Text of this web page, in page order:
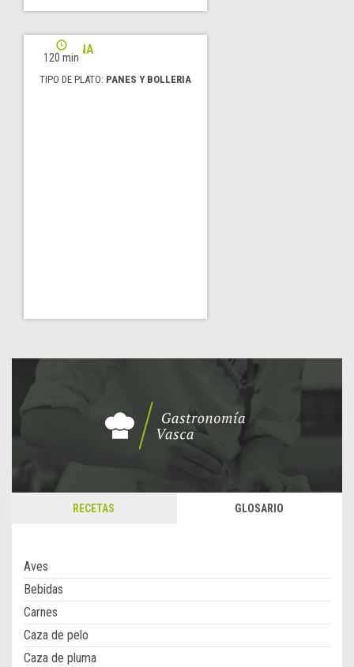
120 min
PERSIANA
TIPO DE PLATO: PANES Y BOLLERIA
RECETAS GLOSARIO
Aves
Bebidas
Carnes
Caza de pelo
Caza de pluma